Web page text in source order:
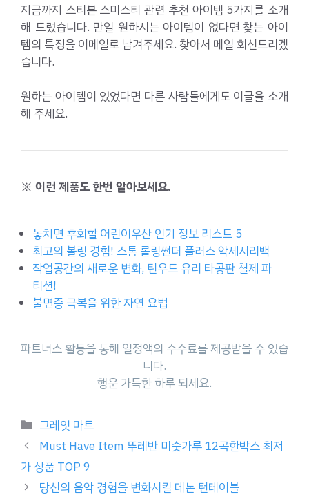
지금까지 스티븐 스미스티 관련 추천 아이템 5가지를 소개
해 드렸습니다. 만일 원하시는 아이템이 없다면 찾는 아이
템의 특징을 이메일로 남겨주세요. 찾아서 메일 회신드리겠
습니다.
원하는 아이템이 있었다면 다른 사람들에게도 이글을 소개
해 주세요.
※ 이런 제품도 한번 알아보세요.
놓치면 후회할 어린이우산 인기 정보 리스트 5
최고의 볼링 경험! 스톰 롤링썬더 플러스 악세서리백
작업공간의 새로운 변화, 틴우드 유리 타공판 철제 파
티션!
불면증 극복을 위한 자연 요법
파트너스 활동을 통해 일정액의 수수료를 제공받을 수 있습
니다.
행운 가득한 하루 되세요.
Categories
그레잇 마트
Must Have Item 뚜레반 미숫가루 12곡한박스 최저
가 상품 TOP 9
당신의 음악 경험을 변화시킬 데논 턴테이블